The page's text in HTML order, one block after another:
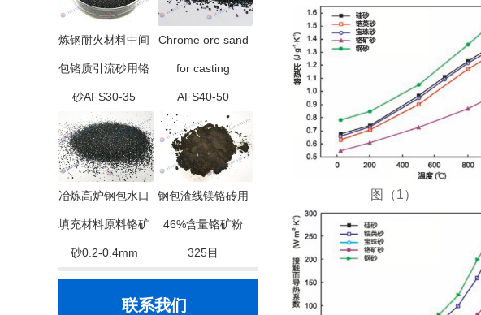
炼钢耐火材料中间
包铬质引流砂用铬
砂AFS30-35
Chrome ore sand
for casting
AFS40-50
冶炼高炉钢包水口
填充材料原料铬矿
砂0.2-0.4mm
钢包渣线镁铬砖用
46%含量铬矿粉
325目
联系我们
图（1）